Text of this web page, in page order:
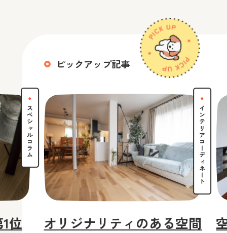
ピックアップ記事
スペシャルコラム
位
インテリアコーディネート
オリジナリティのある空間